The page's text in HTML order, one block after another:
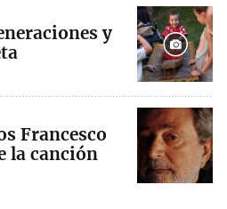
y
Francesco
la canción